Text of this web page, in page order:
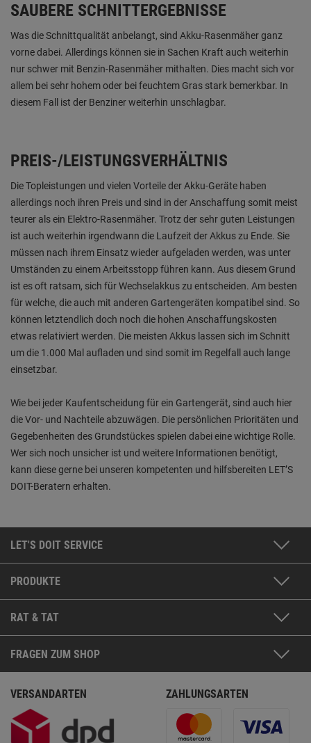
SAUBERE SCHNITTERGEBNISSE
Was die Schnittqualität anbelangt, sind Akku-Rasenmäher ganz
vorne dabei. Allerdings können sie in Sachen Kraft auch weiterhin
nur schwer mit Benzin-Rasenmäher mithalten. Dies macht sich vor
allem bei sehr hohem oder bei feuchtem Gras stark bemerkbar. In
diesem Fall ist der Benziner weiterhin unschlagbar.
PREIS-/LEISTUNGSVERHÄLTNIS
Die Topleistungen und vielen Vorteile der Akku-Geräte haben
allerdings noch ihren Preis und sind in der Anschaffung somit meist
teurer als ein Elektro-Rasenmäher. Trotz der sehr guten Leistungen
ist auch weiterhin irgendwann die Laufzeit der Akkus zu Ende. Sie
müssen nach ihrem Einsatz wieder aufgeladen werden, was unter
Umständen zu einem Arbeitsstopp führen kann. Aus diesem Grund
ist es oft ratsam, sich für Wechselakkus zu entscheiden. Am besten
für welche, die auch mit anderen Gartengeräten kompatibel sind. So
können letztendlich doch noch die hohen Anschaffungskosten
etwas relativiert werden. Die meisten Akkus lassen sich im Schnitt
um die 1.000 Mal aufladen und sind somit im Regelfall auch lange
einsetzbar.
Wie bei jeder Kaufentscheidung für ein Gartengerät, sind auch hier
die Vor- und Nachteile abzuwägen. Die persönlichen Prioritäten und
Gegebenheiten des Grundstückes spielen dabei eine wichtige Rolle.
Wer sich noch unsicher ist und weitere Informationen benötigt,
kann diese gerne bei unseren kompetenten und hilfsbereiten LET’S
DOIT-Beratern erhalten.
LET'S DOIT SERVICE
PRODUKTE
RAT & TAT
FRAGEN ZUM SHOP
VERSANDARTEN ZAHLUNGSARTEN